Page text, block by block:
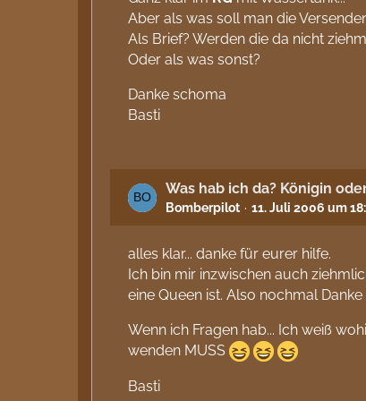
Aber als was soll man die
Als Brief? Werden die da nicht
Oder als was sonst?
Danke schoma
Basti
Was hab ich da? Königin
Bomberpilot 11. Juli 2006 um
alles klar... danke für eurer hilfe.
Ich bin mir inzwischen auch
eine Queen ist. Also nochmal Danke
Wenn ich Fragen hab... Ich weiß
wenden MUSS
Basti